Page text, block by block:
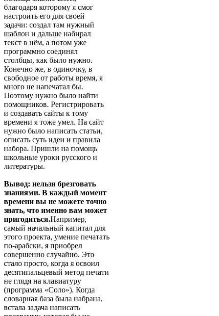
благодаря которому я смог
настроить его для своей
задачи: создал там нужный
шаблон и дальше набирал
текст в нём, а потом уже
программно соединял
столбцы, как было нужно.
Конечно же, в одиночку, в
свободное от работы время, я
много не напечатал бы.
Поэтому нужно было найти
помощников. Регистрировать
и создавать сайты к тому
времени я тоже умел. На сайт
нужно было написать статьи,
описать суть идеи и правила
набора. Пришли на помощь
школьные уроки русского и
литературы.
Вывод: нельзя брезговать
знаниями. В каждый момент
времени вы не можете точно
знать, что именно вам может
пригодиться.Например,
самый начальный капитал для
этого проекта, умение печатать
по-арабски, я приобрел
совершенно случайно. Это
стало просто, когда я освоил
десятипальцевый метод печати
не глядя на клавиатуру
(программа «Соло»). Когда
словарная база была набрана,
встала задача написать